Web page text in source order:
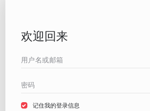
欢迎回来
记住我的登录信息